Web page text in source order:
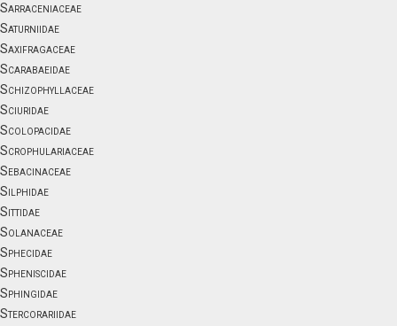
Sarraceniaceae
Saturniidae
Saxifragaceae
Scarabaeidae
Schizophyllaceae
Sciuridae
Scolopacidae
Scrophulariaceae
Sebacinaceae
Silphidae
Sittidae
Solanaceae
Sphecidae
Spheniscidae
Sphingidae
Stercorariidae